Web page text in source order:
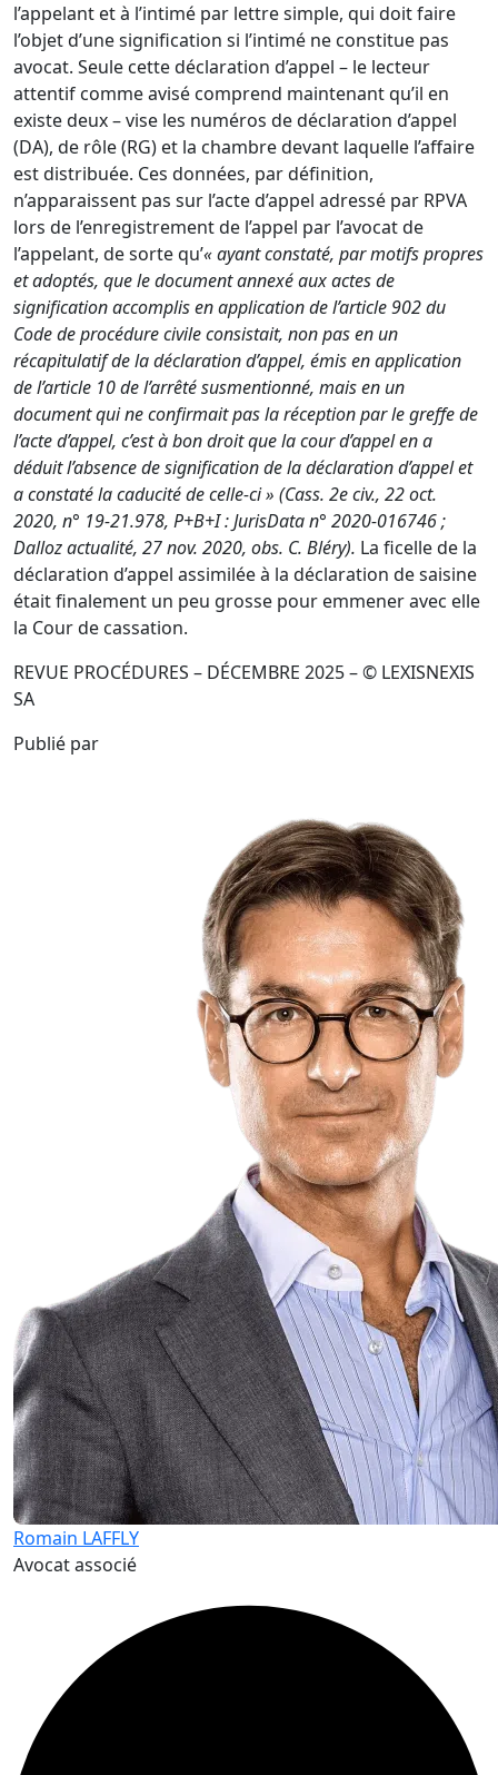
l’appelant et à l’intimé par lettre simple, qui doit faire
l’objet d’une signification si l’intimé ne constitue pas
avocat. Seule cette déclaration d’appel – le lecteur
attentif comme avisé comprend maintenant qu’il en
existe deux – vise les numéros de déclaration d’appel
(DA), de rôle (RG) et la chambre devant laquelle l’affaire
est distribuée. Ces données, par définition,
n’apparaissent pas sur l’acte d’appel adressé par RPVA
lors de l’enregistrement de l’appel par l’avocat de
l’appelant, de sorte qu’« ayant constaté, par motifs propres
et adoptés, que le documentannexé aux actes de
signification accomplis en application de l’article 902 du
Code de procédurecivile consistait, non pas en un
récapitulatif de la déclaration d’appel, émis en application
del’article 10 de l’arrêté susmentionné, mais en un
document qui ne confirmait pas la réception par legreffe de
l’acte d’appel, c’est à bon droit que la cour d’appel en a
déduit l’absence de significationde la déclaration d’appel et
a constaté la caducité de celle-ci » (Cass. 2e civ., 22 oct.
2020, n° 19-21.978, P+B+I:JurisData n° 2020-016746;
Dalloz actualité, 27 nov. 2020, obs. C. Bléry). La ficelle de la
déclaration d’appel assimilée à la déclaration de saisine
était finalement un peu grosse pour emmener avec elle
la Cour de cassation.
REVUE PROCÉDURES – DÉCEMBRE 2025 – © LEXISNEXIS
SA
Publié par
Romain LAFFLY
Avocat associé